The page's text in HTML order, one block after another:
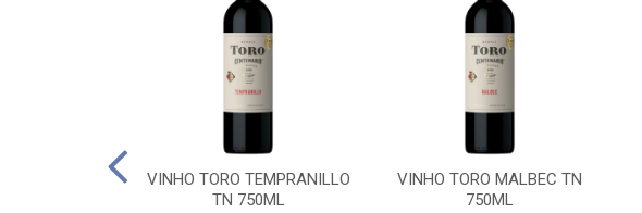
VINHO TORO TEMPRANILLO
TN 750ML
VINHO TORO MALBEC TN
750ML